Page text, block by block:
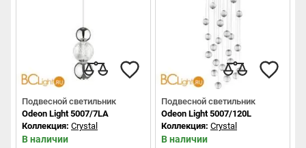
Подвесной светильник
Odeon Light 5007/7LA
Коллекция: Crystal
В наличии
Подвесной светильник
Odeon Light 5007/120L
Коллекция: Crystal
В наличии